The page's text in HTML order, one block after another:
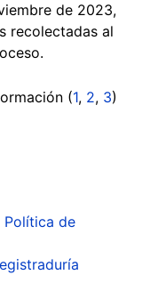
de 2023,
recolectadas al
(1, 2, 3)
de